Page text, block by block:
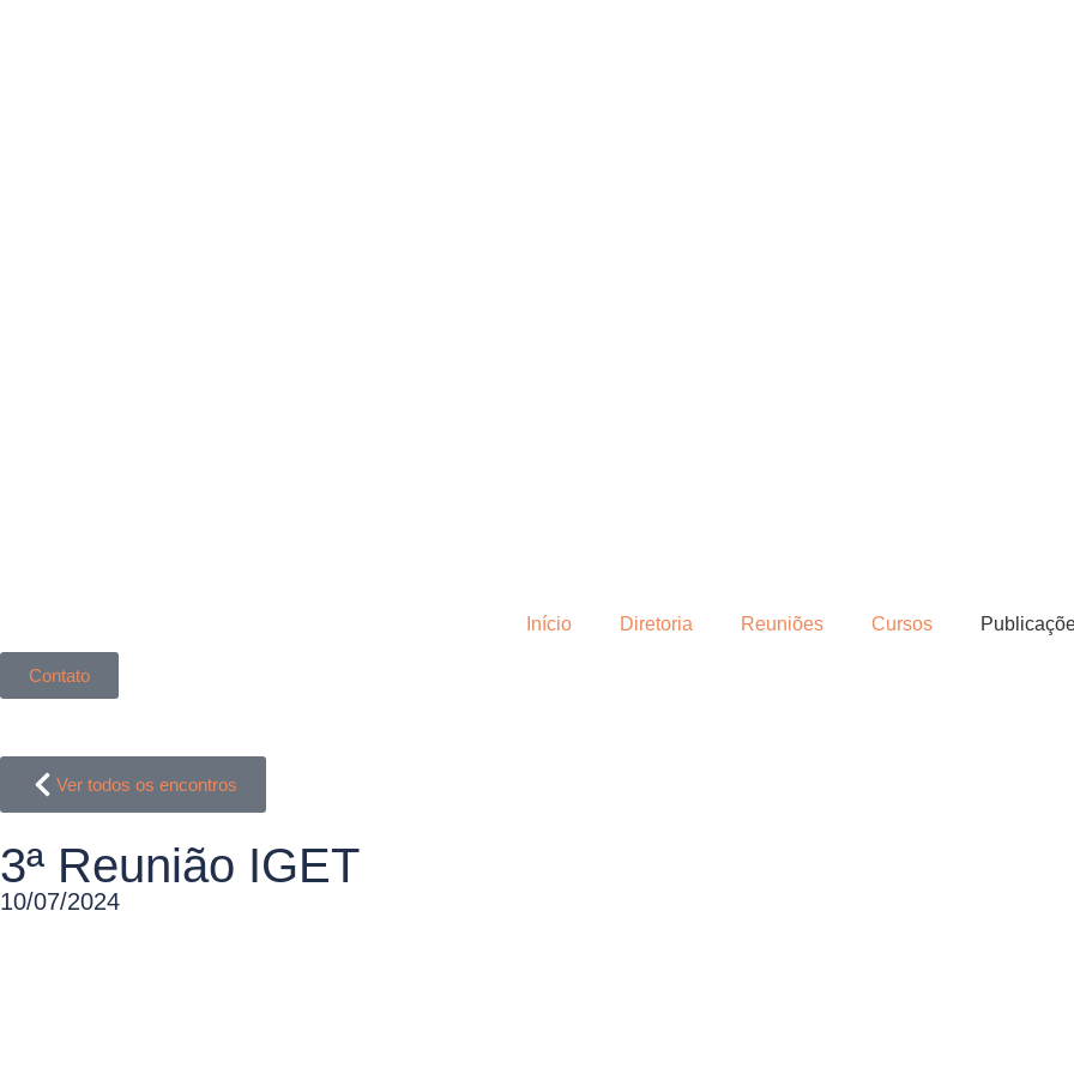
Início Diretoria Reuniões Cursos
Contato
Ver todos os encontros
3ª Reunião IGET
10/07/2024